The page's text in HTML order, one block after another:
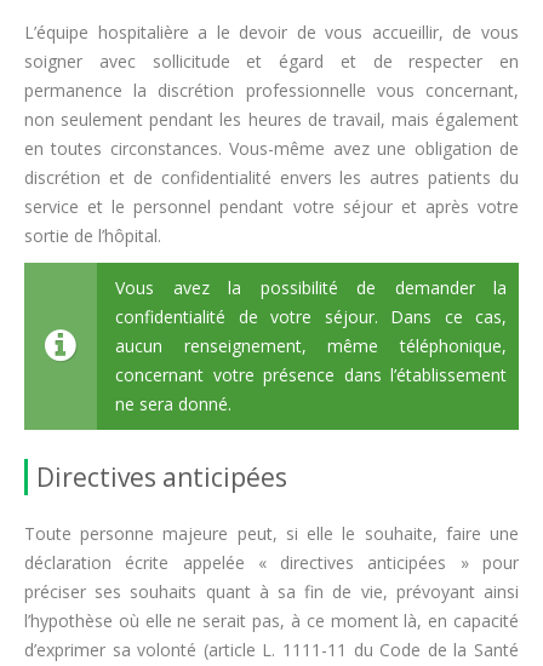
L’équipe hospitalière a le devoir de vous accueillir, de vous
soigner avec sollicitude et égard et de respecter en
permanence la discrétion professionnelle vous concernant,
non seulement pendant les heures de travail, mais également
en toutes circonstances. Vous-même avez une obligation de
discrétion et de confidentialité envers les autres patients du
service et le personnel pendant votre séjour et après votre
sortie de l’hôpital.
Vous avez la possibilité de demander la
confidentialité de votre séjour. Dans ce cas,
aucun renseignement, même téléphonique,
concernant votre présence dans l’établissement
ne sera donné.
Directives anticipées
Toute personne majeure peut, si elle le souhaite, faire une
déclaration écrite appelée « directives anticipées » pour
préciser ses souhaits quant à sa fin de vie, prévoyant ainsi
l’hypothèse où elle ne serait pas, à ce moment là, en capacité
d’exprimer sa volonté (article L. 1111-11 du Code de la Santé